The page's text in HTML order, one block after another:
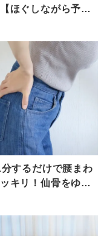
ほぐしながら予防
る】腰まわりをや
」
するだけで腰まわ
キリ！仙骨をゆる
寝ながらストレッ